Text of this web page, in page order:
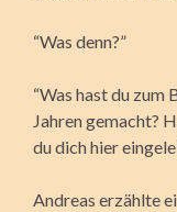
“Was denn?”
“Was hast du zum
Jahren gemacht?
du dich hier
Andreas erzählte